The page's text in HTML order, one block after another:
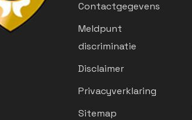
Contactgegevens
Meldpunt
discriminatie
Disclaimer
Privacyverklaring
Sitemap